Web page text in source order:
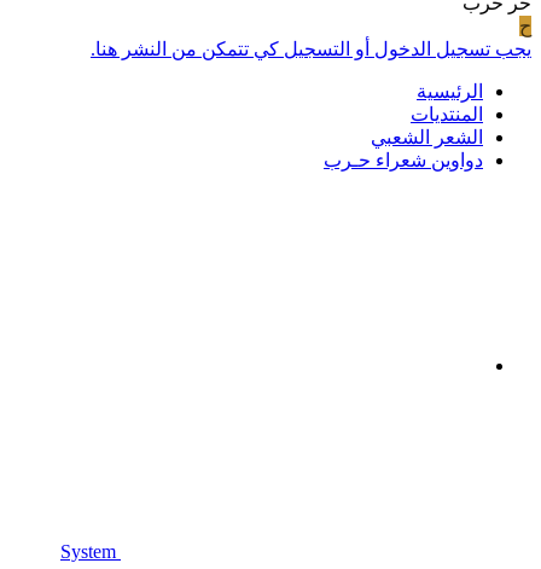
ح
يجب تسجيل الدخول أو التسجيل كي تتمكن من النشر هنا.
الرئيسية
المنتديات
الشعر الشعبي
دواوين شعراء حـرب